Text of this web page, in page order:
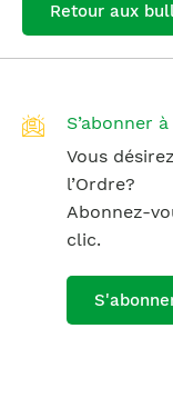
Retour aux
S’abonner
Vous
l’Ordre?
Abonnez-
clic.